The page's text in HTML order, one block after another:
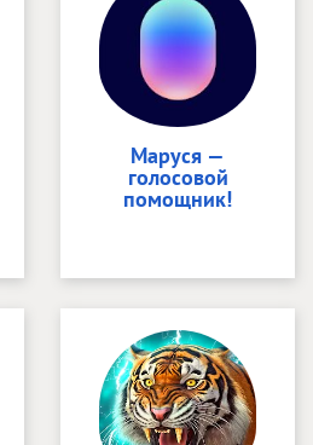
Маруся —
голосовой
помощник!